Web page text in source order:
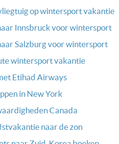
op wintersport vakantie
Innsbruck voor wintersport
Salzburg voor wintersport
wintersport vakantie
Etihad Airways
in New York
Canada
naar de zon